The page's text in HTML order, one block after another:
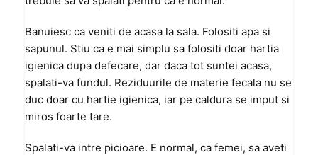
Banuiesc ca veniti de acasa la sala. Folositi apa si
sapunul. Stiu ca e mai simplu sa folositi doar hartia
igienica dupa defecare, dar daca tot suntei acasa,
spalati-va fundul. Reziduurile de materie fecala nu se
duc doar cu hartie igienica, iar pe caldura se imput si
miros foarte tare.
Spalati-va intre picioare. E normal, ca femei, sa aveti